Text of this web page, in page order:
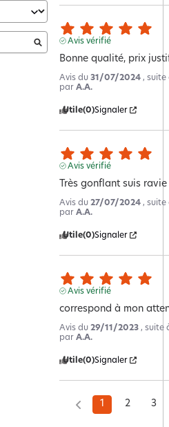
Avis vérifié
Bonne qualité, prix
Avis du 31/07/2024 , suite
par A.A.
Utile(0)Signaler
Avis vérifié
Très gonflant suis
Avis du 27/07/2024 , suite
par A.A.
Utile(0)Signaler
Avis vérifié
correspond à mon
Avis du 29/11/2023 , suite
par A.A.
Utile(0)Signaler
1 2 3